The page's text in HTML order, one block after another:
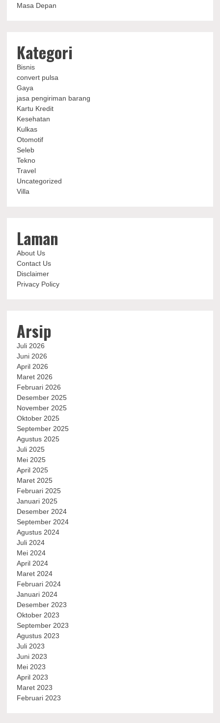
Masa Depan
Kategori
Bisnis
convert pulsa
Gaya
jasa pengiriman barang
Kartu Kredit
Kesehatan
Kulkas
Otomotif
Seleb
Tekno
Travel
Uncategorized
Villa
Laman
About Us
Contact Us
Disclaimer
Privacy Policy
Arsip
Juli 2026
Juni 2026
April 2026
Maret 2026
Februari 2026
Desember 2025
November 2025
Oktober 2025
September 2025
Agustus 2025
Juli 2025
Mei 2025
April 2025
Maret 2025
Februari 2025
Januari 2025
Desember 2024
September 2024
Agustus 2024
Juli 2024
Mei 2024
April 2024
Maret 2024
Februari 2024
Januari 2024
Desember 2023
Oktober 2023
September 2023
Agustus 2023
Juli 2023
Juni 2023
Mei 2023
April 2023
Maret 2023
Februari 2023